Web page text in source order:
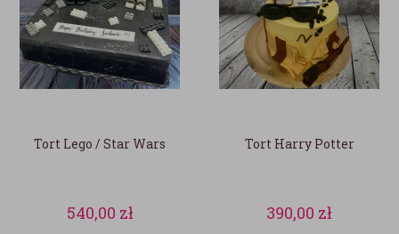
Tort Lego / Star Wars
540,00 zł
Tort Harry Potter
390,00 zł